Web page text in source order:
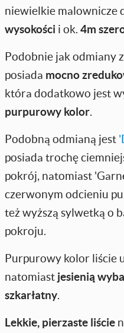
niewielkie malownicze
wysokości i ok. 4m
Podobnie jak odmiany
posiada mocno
która dodatkowo jest
purpurowy kolor.
Podobną odmianą jest
posiada trochę
pokrój, natomiast
czerwonym odcieniu
też wyższą sylwetką o
pokroju.
Purpurowy kolor liście
natomiast jesienią
szkarłatny.
Lekkie, pierzaste liście